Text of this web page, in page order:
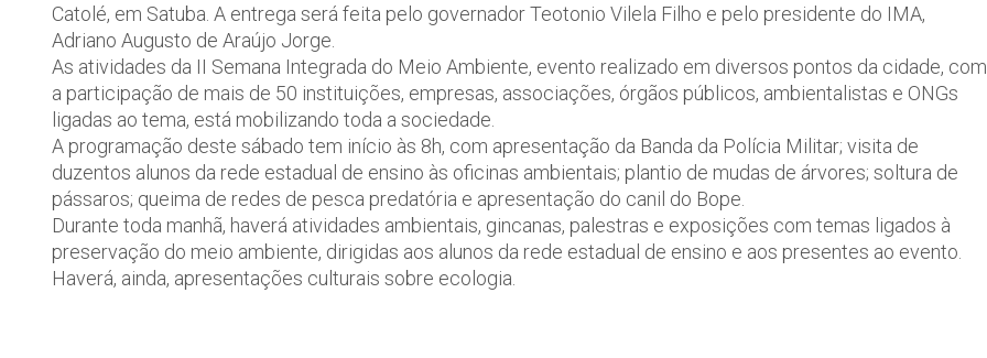
Catolé, em Satuba. A entrega será feita pelo governador Teotonio Vilela Filho e pelo presidente do IMA,
Adriano Augusto de Araújo Jorge.
As atividades da II Semana Integrada do Meio Ambiente, evento realizado em diversos pontos da cidade, com
a participação de mais de 50 instituições, empresas, associações, órgãos públicos, ambientalistas e ONGs
ligadas ao tema, está mobilizando toda a sociedade.
A programação deste sábado tem início às 8h, com apresentação da Banda da Polícia Militar; visita de
duzentos alunos da rede estadual de ensino às oficinas ambientais; plantio de mudas de árvores; soltura de
pássaros; queima de redes de pesca predatória e apresentação do canil do Bope.
Durante toda manhã, haverá atividades ambientais, gincanas, palestras e exposições com temas ligados à
preservação do meio ambiente, dirigidas aos alunos da rede estadual de ensino e aos presentes ao evento.
Haverá, ainda, apresentações culturais sobre ecologia.